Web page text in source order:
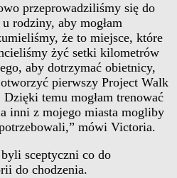
przeprowadziliśmy się do
rodziny, aby mogłam
że to miejsce, które
żyć setki kilometrów
aby dotrzymać obietnicy,
pierwszy Project Walk
temu mogłam trenować
inni z mojego miasta mogliby
mówi Victoria.
sceptyczni co do
do chodzenia.